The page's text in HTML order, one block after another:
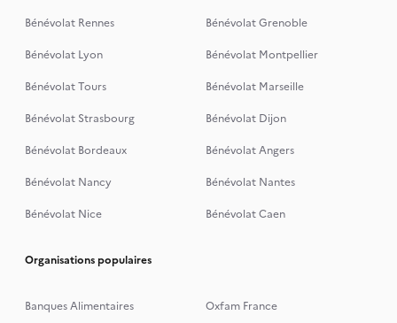
Bénévolat Rennes
Bénévolat Grenoble
Bénévolat Lyon
Bénévolat Montpellier
Bénévolat Tours
Bénévolat Marseille
Bénévolat Strasbourg
Bénévolat Dijon
Bénévolat Bordeaux
Bénévolat Angers
Bénévolat Nancy
Bénévolat Nantes
Bénévolat Nice
Bénévolat Caen
Organisations populaires
Banques Alimentaires
Oxfam France